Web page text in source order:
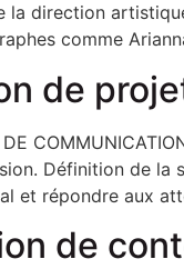
la direction
comme
de
DE
Définition de la
et répondre aux
de